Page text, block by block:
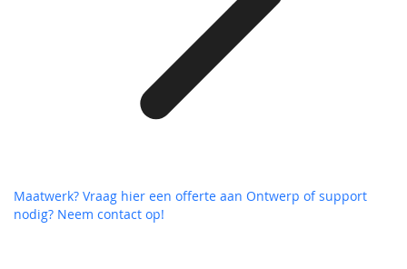
Maatwerk? Vraag hier een offerte aan Ontwerp of support
nodig? Neem contact op!